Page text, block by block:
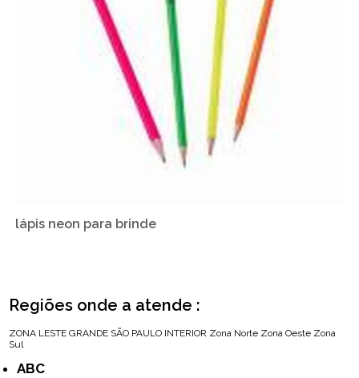
lápis neon para brinde
Regiões onde a atende :
ZONA LESTE GRANDE SÃO PAULO INTERIOR Zona Norte Zona Oeste Zona
Sul
ABC